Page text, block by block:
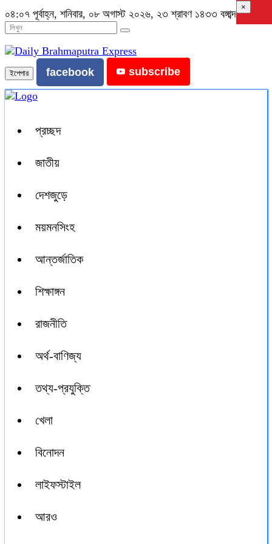
০৪:০৭ পূর্বাহ্ন, শনিবার, ০৮ অগাস্ট ২০২৬, ২৩ শ্রাবণ ১৪৩৩ বঙ্গাব্দ
ইপেপার facebook subscribe
প্রচ্ছদ
জাতীয়
দেশজুড়ে
ময়মনসিংহ
আন্তর্জাতিক
শিক্ষাঙ্গন
রাজনীতি
অর্থ-বাণিজ্য
তথ্য-প্রযুক্তি
খেলা
বিনোদন
লাইফস্টাইল
আরও
×